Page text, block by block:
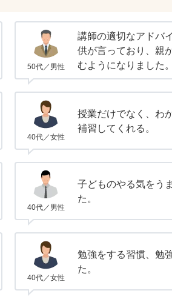
50代／男性
講師の適切なアドバ
供が言っており、親
むようになりました。
40代／女性
授業だけでなく、わ
補習してくれる。
40代／男性
子どものやる気をう
た。
40代／女性
勉強をする習慣、勉
た。